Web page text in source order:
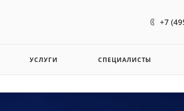
+7
УСЛУГИ СПЕЦИАЛИСТЫ